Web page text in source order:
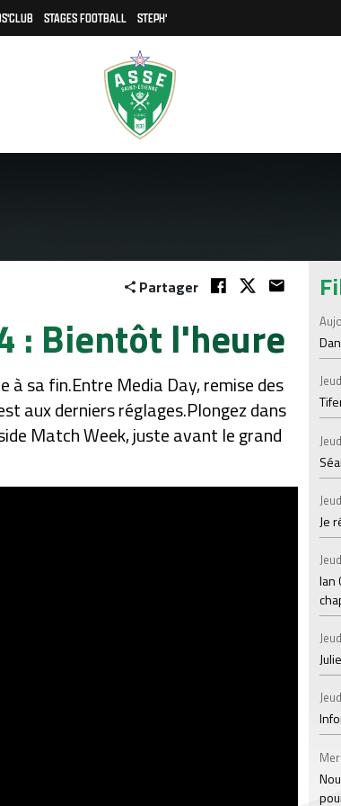
STAGES FOOTBALL STEPH'
Partager
: Bientôt l'heure
sa fin.Entre Media Day, remise des
aux derniers réglages.Plongez dans
Match Week, juste avant le grand
Je
Ian